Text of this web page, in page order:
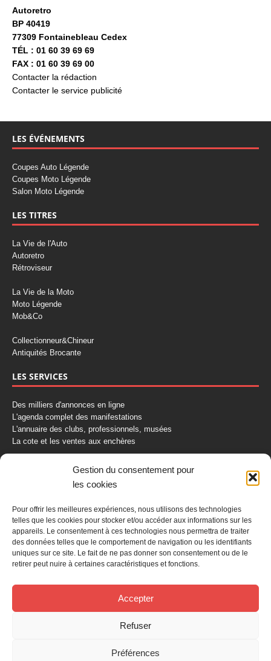
Gestion du consentement pour
les cookies
Pour offrir les meilleures expériences, nous utilisons des technologies
telles que les cookies pour stocker et/ou accéder aux informations sur les
appareils. Le consentement à ces technologies nous permettra de traiter
des données telles que le comportement de navigation ou les identifiants
uniques sur ce site. Le fait de ne pas donner son consentement ou de le
retirer peut nuire à certaines caractéristiques et fonctions.
Accepter
Refuser
Préférences
Autoretro
BP 40419
77309 Fontainebleau Cedex
TÉL : 01 60 39 69 69
FAX : 01 60 39 69 00
Contacter la rédaction
Contacter le service publicité
LES ÉVÉNEMENTS
Coupes Auto Légende
Coupes Moto Légende
Salon Moto Légende
LES TITRES
La Vie de l'Auto
Autoretro
Rétroviseur
La Vie de la Moto
Moto Légende
Mob&Co
Collectionneur&Chineur
Antiquités Brocante
LES SERVICES
Des milliers d'annonces en ligne
L'agenda complet des manifestations
L'annuaire des clubs, professionnels, musées
La cote et les ventes aux enchères
La Boutique du Collectionneur
AUTORETRO
BP 40419
77309 Fontainebleau Cedex
Fax: 01 60 39 69 00
Nous contacter par email